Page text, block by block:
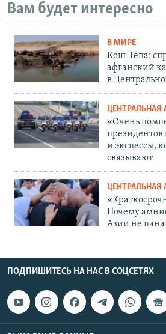
Вам будет интересно
В МИРЕ
Кош-Тепа:
афганский
в
ЦЕНТРАЛЬНАЯ
«Очень
президентов
и эксцессы,
связывают
ЦЕНТРАЛЬНАЯ
Почему
Азии не
ПОДПИШИТЕСЬ НА НАС В СОЦСЕТЯХ